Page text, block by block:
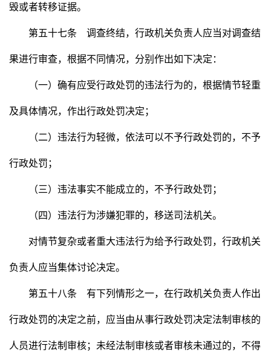
毁或者转移证据。
第五十七条 调查终结，行政机关负责人应当对调查结
果进行审查，根据不同情况，分别作出如下决定：
（一）确有应受行政处罚的违法行为的，根据情节轻重
及具体情况，作出行政处罚决定；
（二）违法行为轻微，依法可以不予行政处罚的，不予
行政处罚；
（三）违法事实不能成立的，不予行政处罚；
（四）违法行为涉嫌犯罪的，移送司法机关。
对情节复杂或者重大违法行为给予行政处罚，行政机关
负责人应当集体讨论决定。
第五十八条 有下列情形之一，在行政机关负责人作出
行政处罚的决定之前，应当由从事行政处罚决定法制审核的
人员进行法制审核；未经法制审核或者审核未通过的，不得